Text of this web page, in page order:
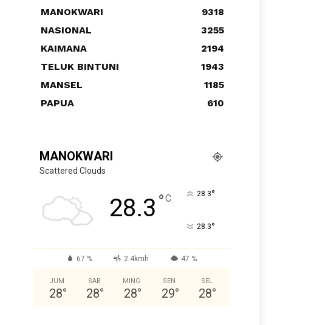
MANOKWARI
9318
NASIONAL
3255
KAIMANA
2194
TELUK BINTUNI
1943
MANSEL
1185
PAPUA
610
MANOKWARI
Scattered Clouds
28.3 °C 28.3°
28.3°
67 % 2.4kmh 47 %
JUM
28°
SAB
28°
MING
28°
SEN
29°
SEL
28°